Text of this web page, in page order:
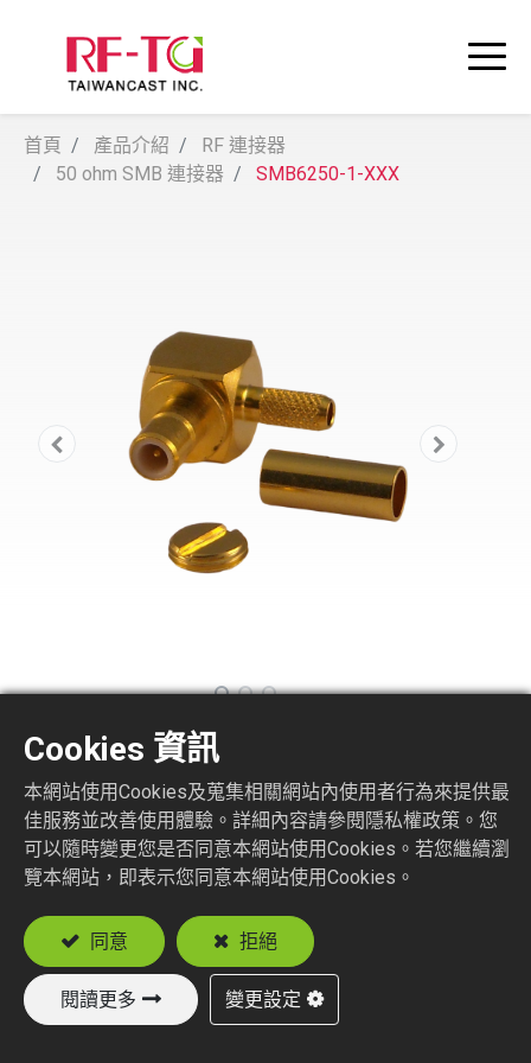
首頁 產品介紹
RF 連接器
50 ohm SMB 連接器
SMB6250-1-XXX
SMB6250-1-XXX
SMB R/A JACK CRIMP TYPE (JACK BODY PLUG
PIN)
Suitable Cable
RG174, RG188, RG316
加入詢價車
Cookies 資訊
本網站使用Cookies及蒐集相關網站內使用者行為來提供最
佳服務並改善使用體驗。詳細內容請參閱隱私權政策。您
可以隨時變更您是否同意本網站使用Cookies。若您繼續瀏
覽本網站，即表示您同意本網站使用Cookies。
同意 拒絕
閱讀更多 變更設定